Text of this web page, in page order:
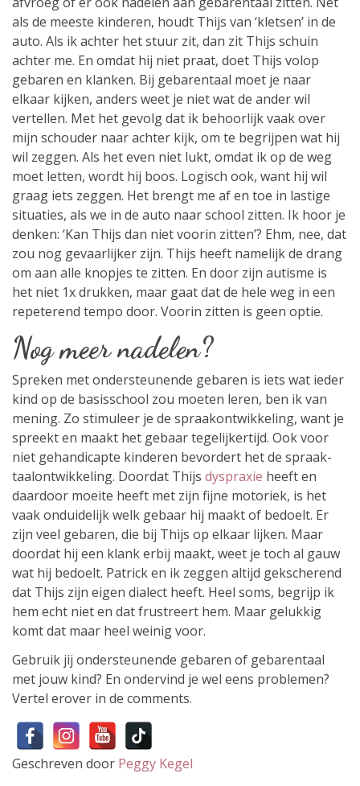
als de meeste kinderen, houdt Thijs van ‘kletsen’ in de
auto. Als ik achter het stuur zit, dan zit Thijs schuin
achter me. En omdat hij niet praat, doet Thijs volop
gebaren en klanken. Bij gebarentaal moet je naar
elkaar kijken, anders weet je niet wat de ander wil
vertellen. Met het gevolg dat ik behoorlijk vaak over
mijn schouder naar achter kijk, om te begrijpen wat hij
wil zeggen. Als het even niet lukt, omdat ik op de weg
moet letten, wordt hij boos. Logisch ook, want hij wil
graag iets zeggen. Het brengt me af en toe in lastige
situaties, als we in de auto naar school zitten. Ik hoor je
denken: ‘Kan Thijs dan niet voorin zitten’? Ehm, nee, dat
zou nog gevaarlijker zijn. Thijs heeft namelijk de drang
om aan alle knopjes te zitten. En door zijn autisme is
het niet 1x drukken, maar gaat dat de hele weg in een
repeterend tempo door. Voorin zitten is geen optie.
Nog meer nadelen?
Spreken met ondersteunende gebaren is iets wat ieder
kind op de basisschool zou moeten leren, ben ik van
mening. Zo stimuleer je de spraakontwikkeling, want je
spreekt en maakt het gebaar tegelijkertijd. Ook voor
niet gehandicapte kinderen bevordert het de spraak-
taalontwikkeling. Doordat Thijs dyspraxie heeft en
daardoor moeite heeft met zijn fijne motoriek, is het
vaak onduidelijk welk gebaar hij maakt of bedoelt. Er
zijn veel gebaren, die bij Thijs op elkaar lijken. Maar
doordat hij een klank erbij maakt, weet je toch al gauw
wat hij bedoelt. Patrick en ik zeggen altijd gekscherend
dat Thijs zijn eigen dialect heeft. Heel soms, begrijp ik
hem echt niet en dat frustreert hem. Maar gelukkig
komt dat maar heel weinig voor.
Gebruik jij ondersteunende gebaren of gebarentaal
met jouw kind? En ondervind je wel eens problemen?
Vertel erover in de comments.
Geschreven door Peggy Kegel